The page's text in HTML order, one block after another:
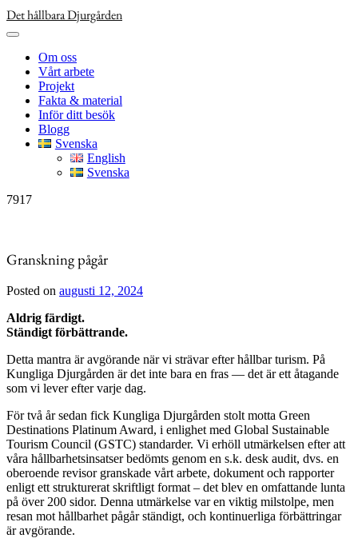
Skip
content
Det hållbara Djurgården
Om oss
Vårt arbete
Projekt
Fakta & material
Inför ditt besök
Blogg
Svenska
English
Svenska
7917
Granskning pågår
Posted on augusti 12, 2024
Aldrig färdigt.
Ständigt förbättrande.
Detta mantra är avgörande när vi strävar efter hållbar turism. På
Kungliga Djurgården är det inte bara en fras — det är ett åtagande
som vi lever efter varje dag.
För två år sedan fick Kungliga Djurgården stolt motta Green
Destinations Platinum Award, i enlighet med Global Sustainable
Tourism Council (GSTC) standarder. Vi erhöll utmärkelsen efter att
våra hållbarhetsinsatser bedömts genom en s.k. desk audit, dvs. en
oberoende revisor granskade vårt arbete, dokument och rapporter
enligt ett strukturerat skriftligt format – det blev en omfattande lunta
på över 200 sidor. Denna utmärkelse var en viktig milstolpe, men
resan mot hållbarhet pågår ständigt, och kontinuerliga förbättringar
är avgörande.